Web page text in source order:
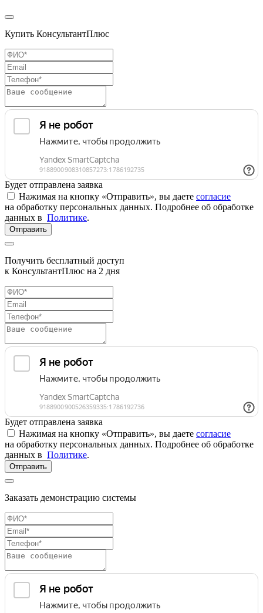
Купить КонсультантПлюс
Будет отправлена заявка
Нажимая на кнопку «Отправить», вы даете согласие
на обработку персональных данных. Подробнее об обработке
данных в Политике.
Отправить
Получить бесплатный доступ
к КонсультантПлюс на 2 дня
Будет отправлена заявка
Нажимая на кнопку «Отправить», вы даете согласие
на обработку персональных данных. Подробнее об обработке
данных в Политике.
Отправить
Заказать демонстрацию системы